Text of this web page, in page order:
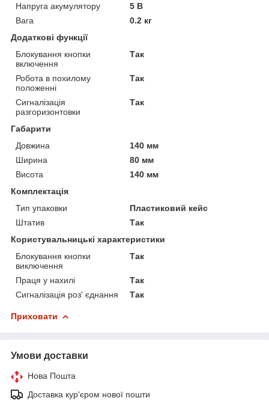
Напруга акумулятору
5 В
Вага
0.2 кг
Додаткові функції
Блокування кнопки
включення
Так
Робота в похилому
положенні
Так
Сигналізація
разгоризонтовки
Так
Габарити
Довжина
140 мм
Ширина
80 мм
Висота
140 мм
Комплектація
Тип упаковки
Пластиковий кейс
Штатив
Так
Користувальницькі характеристики
Блокування кнопки
виключення
Так
Праця у нахилі
Так
Сигналізація роз' єднання
Так
Приховати
Умови доставки
Нова Пошта
Доставка кур'єром нової пошти